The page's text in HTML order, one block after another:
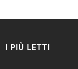
I PIÙ LETTI